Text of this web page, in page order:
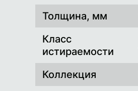
Толщина, мм
Класс
истираемости
Коллекция